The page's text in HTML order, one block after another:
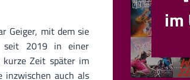
Geiger, mit dem sie
seit 2019 in einer
kurze Zeit später im
inzwischen auch als